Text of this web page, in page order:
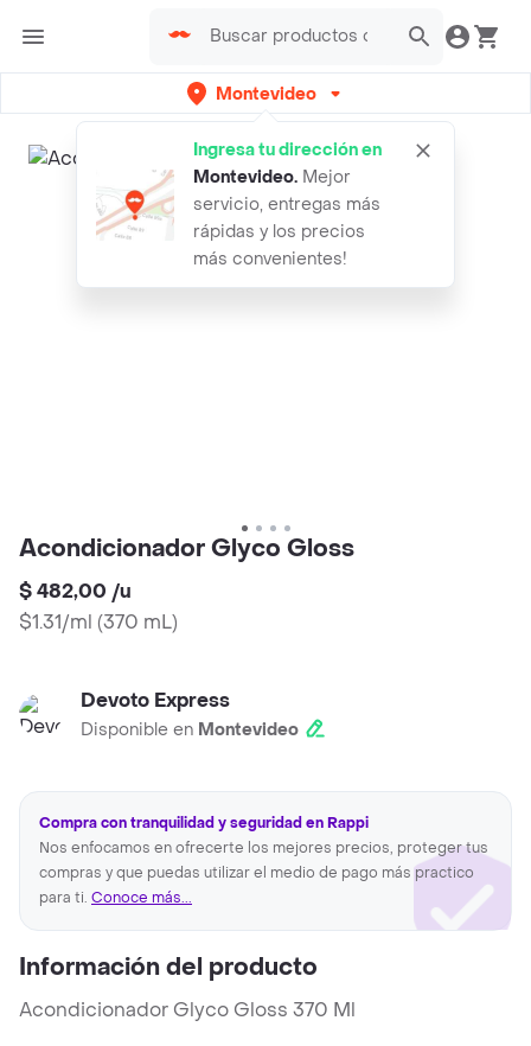
Montevideo
Ingresa tu dirección en
Montevideo. Mejor
servicio, entregas más
rápidas y los precios
más convenientes!
Acondicionador Glyco Gloss
$ 482,00 /u
$1.31/ml (370 mL)
Devoto Express
Disponible en Montevideo
Compra con tranquilidad y seguridad en Rappi
Nos enfocamos en ofrecerte los mejores precios, proteger tus
compras y que puedas utilizar el medio de pago más practico
para ti. Conoce más...
Información del producto
Acondicionador Glyco Gloss 370 Ml